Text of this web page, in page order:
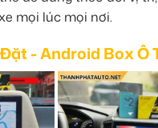
mọi lúc mọi nơi.
- Android Box Ô